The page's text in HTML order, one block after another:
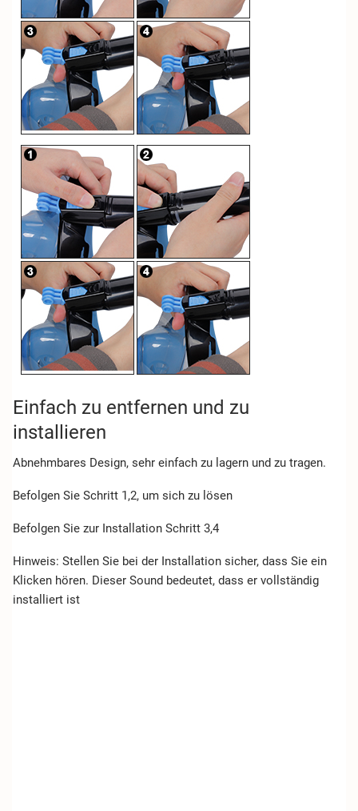
Einfach zu entfernen und zu
installieren
Abnehmbares Design, sehr einfach zu lagern und zu tragen.
Befolgen Sie Schritt 1,2, um sich zu lösen
Befolgen Sie zur Installation Schritt 3,4
Hinweis: Stellen Sie bei der Installation sicher, dass Sie ein
Klicken hören. Dieser Sound bedeutet, dass er vollständig
installiert ist